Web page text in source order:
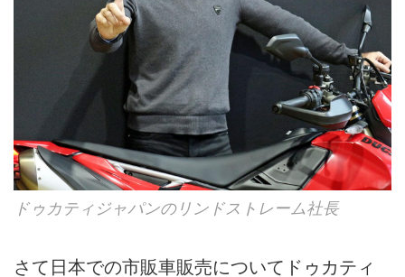
ドゥカティジャパンのリンドストレーム社長
さて日本での市販車販売についてドゥカティ